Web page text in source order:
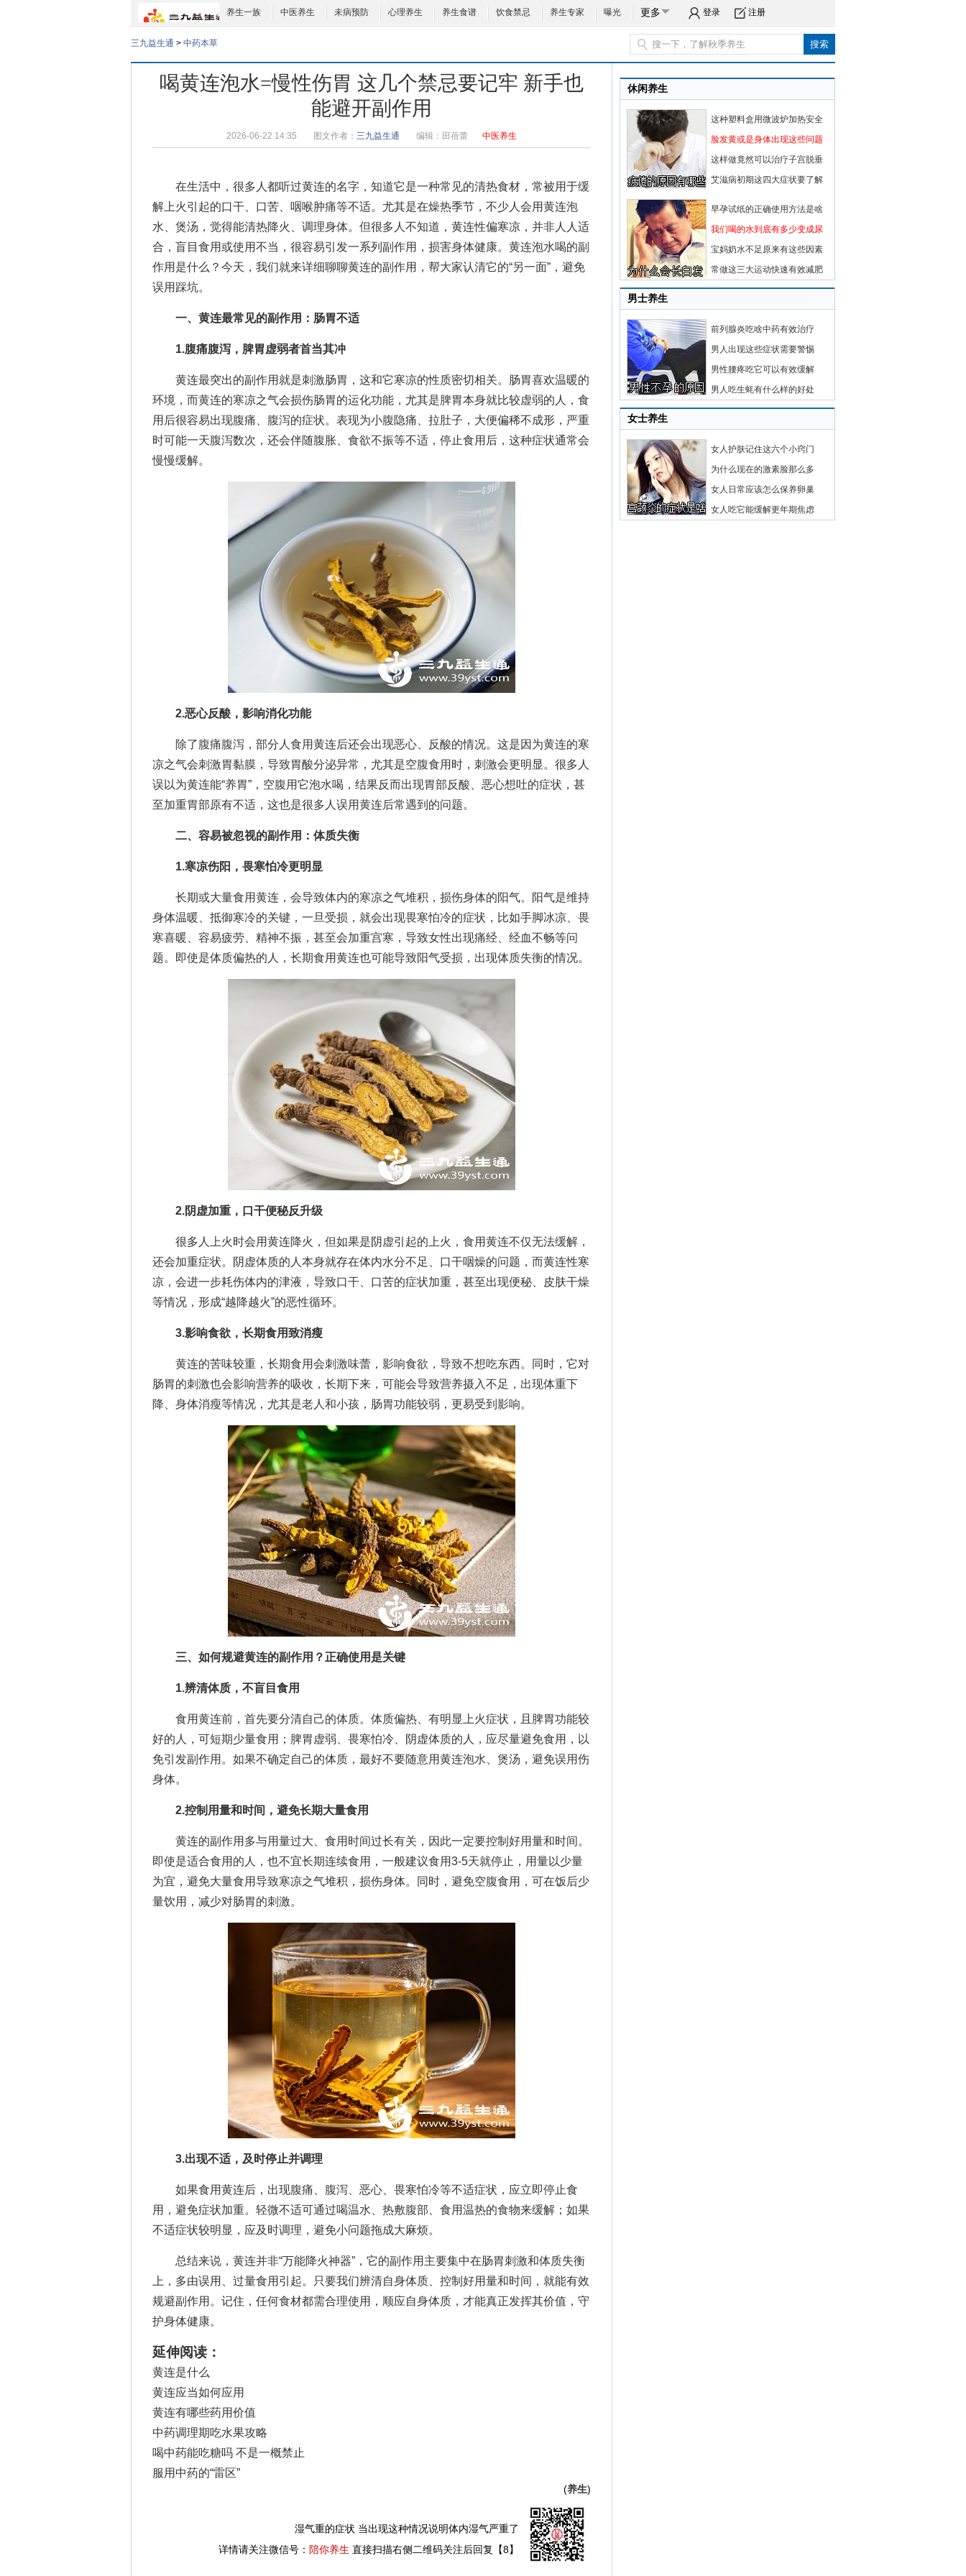
养生一族 中医养生 未病预防 心理养生 养生食谱 饮食禁忌 养生专家 曝光 更多 登录 注册
三九益生通 > 中药本草
喝黄连泡水=慢性伤胃 这几个禁忌要记牢 新手也
能避开副作用
2026-06-22 14:35 图文作者： 三九益生通 编辑： 田蓓蕾 中医养生
在生活中，很多人都听过黄连的名字，知道它是一种常见的清热食材，常被用于缓
解上火引起的口干、口苦、咽喉肿痛等不适。尤其是在燥热季节，不少人会用黄连泡
水、煲汤，觉得能清热降火、调理身体。但很多人不知道，黄连性偏寒凉，并非人人适
合，盲目食用或使用不当，很容易引发一系列副作用，损害身体健康。 黄连泡水喝的副
作用是什么 ？今天，我们就来详细聊聊黄连的副作用，帮大家认清它的“另一面”，避免
误用踩坑。
一、黄连最常见的副作用：肠胃不适
1.腹痛腹泻，脾胃虚弱者首当其冲
黄连最突出的副作用就是刺激肠胃，这和它寒凉的性质密切相关。肠胃喜欢温暖的
环境，而黄连的寒凉之气会损伤肠胃的运化功能，尤其是脾胃本身就比较虚弱的人，食
用后很容易出现腹痛、腹泻的症状。表现为小腹隐痛、拉肚子，大便偏稀不成形，严重
时可能一天腹泻数次，还会伴随腹胀、食欲不振等不适，停止食用后，这种症状通常会
慢慢缓解。
2.恶心反酸，影响消化功能
除了腹痛腹泻，部分人食用黄连后还会出现恶心、反酸的情况。这是因为黄连的寒
凉之气会刺激胃黏膜，导致胃酸分泌异常，尤其是空腹食用时，刺激会更明显。很多人
误以为黄连能“养胃”，空腹用它泡水喝，结果反而出现胃部反酸、恶心想吐的症状，甚
至加重胃部原有不适，这也是很多人误用黄连后常遇到的问题。
二、容易被忽视的副作用：体质失衡
1.寒凉伤阳，畏寒怕冷更明显
长期或大量食用黄连，会导致体内的寒凉之气堆积，损伤身体的阳气。阳气是维持
身体温暖、抵御寒冷的关键，一旦受损，就会出现畏寒怕冷的症状，比如手脚冰凉、畏
寒喜暖、容易疲劳、精神不振，甚至会加重宫寒，导致女性出现痛经、经血不畅等问
题。即使是体质偏热的人，长期食用黄连也可能导致阳气受损，出现体质失衡的情况。
2.阴虚加重，口干便秘反升级
很多人上火时会用黄连降火，但如果是阴虚引起的上火，食用黄连不仅无法缓解，
还会加重症状。阴虚体质的人本身就存在体内水分不足、口干咽燥的问题，而黄连性寒
凉，会进一步耗伤体内的津液，导致口干、口苦的症状加重，甚至出现便秘、皮肤干燥
等情况，形成“越降越火”的恶性循环。
3.影响食欲，长期食用致消瘦
黄连的苦味较重，长期食用会刺激味蕾，影响食欲，导致不想吃东西。同时，它对
肠胃的刺激也会影响营养的吸收，长期下来，可能会导致营养摄入不足，出现体重下
降、身体消瘦等情况，尤其是老人和小孩，肠胃功能较弱，更易受到影响。
三、如何规避黄连的副作用？正确使用是关键
1.辨清体质，不盲目食用
食用黄连前，首先要分清自己的体质。体质偏热、有明显上火症状，且脾胃功能较
好的人，可短期少量食用；脾胃虚弱、畏寒怕冷、阴虚体质的人，应尽量避免食用，以
免引发副作用。如果不确定自己的体质，最好不要随意用黄连泡水、煲汤，避免误用伤
身体。
2.控制用量和时间，避免长期大量食用
黄连的副作用多与用量过大、食用时间过长有关，因此一定要控制好用量和时间。
即使是适合食用的人，也不宜长期连续食用，一般建议食用3-5天就停止，用量以少量
为宜，避免大量食用导致寒凉之气堆积，损伤身体。同时，避免空腹食用，可在饭后少
量饮用，减少对肠胃的刺激。
3.出现不适，及时停止并调理
如果食用黄连后，出现腹痛、腹泻、恶心、畏寒怕冷等不适症状，应立即停止食
用，避免症状加重。轻微不适可通过喝温水、热敷腹部、食用温热的食物来缓解；如果
不适症状较明显，应及时调理，避免小问题拖成大麻烦。
总结来说，黄连并非“万能降火神器”，它的副作用主要集中在肠胃刺激和体质失衡
上，多由误用、过量食用引起。只要我们辨清自身体质、控制好用量和时间，就能有效
规避副作用。记住，任何食材都需合理使用，顺应自身体质，才能真正发挥其价值，守
护身体健康。
延伸阅读：
黄连是什么
黄连应当如何应用
黄连有哪些药用价值
中药调理期吃水果攻略
喝中药能吃糖吗 不是一概禁止
服用中药的“雷区”
(养生)
湿气重的症状 当出现这种情况说明体内湿气严重了
详情请关注微信号： 陪你养生 直接扫描右侧二维码关注后回复【8】
休闲养生
这种塑料盒用微波炉加热安全
脸发黄或是身体出现这些问题
这样做竟然可以治疗子宫脱垂
艾滋病初期这四大症状要了解
早孕试纸的正确使用方法是啥
我们喝的水到底有多少变成尿
宝妈奶水不足原来有这些因素
常做这三大运动快速有效减肥
男士养生
前列腺炎吃啥中药有效治疗
男人出现这些症状需要警惕
男性腰疼吃它可以有效缓解
男人吃生蚝有什么样的好处
女士养生
女人护肤记住这六个小窍门
为什么现在的激素脸那么多
女人日常应该怎么保养卵巢
女人吃它能缓解更年期焦虑